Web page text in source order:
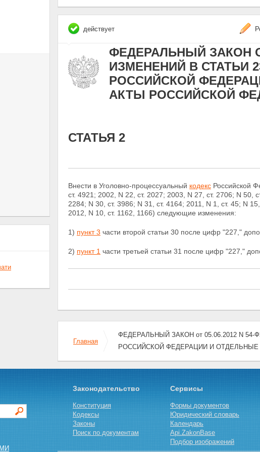
действует
ФЕДЕРАЛЬНЫЙ ЗАКОН
ИЗМЕНЕНИЙ В СТАТЬИ
РОССИЙСКОЙ
АКТЫ РОССИЙСКОЙ
СТАТЬЯ 2
Внести в Уголовно-процессуальный кодекс Российской
ст. 4921; 2002, N 22, ст. 2027; 2003, N 27, ст. 2706; N 50,
2284; N 30, ст. 3986; N 31, ст. 4164; 2011, N 1, ст. 45; N
2012, N 10, ст. 1162, 1166) следующие изменения:
1) пункт 3 части второй статьи 30 после цифр "227,"
2) пункт 1 части третьей статьи 31 после цифр "227,"
Главная
ФЕДЕРАЛЬНЫЙ ЗАКОН от 05.06.2012 N
РОССИЙСКОЙ ФЕДЕРАЦИИ И
Законодательство
Конституция
Кодексы
Законы
Поиск по документам
Сервисы
Формы документов
Юридический словарь
Календарь
Api.ZakonBase
Подбор изображений